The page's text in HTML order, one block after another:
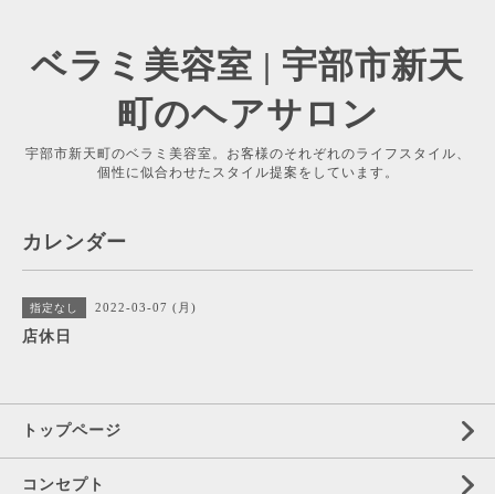
ベラミ美容室 | 宇部市新天
町のヘアサロン
宇部市新天町のベラミ美容室。お客様のそれぞれのライフスタイル、
個性に似合わせたスタイル提案をしています。
カレンダー
指定なし 2022-03-07 (月)
店休日
トップページ
コンセプト